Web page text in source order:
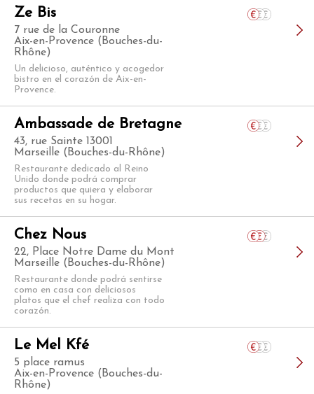
Ze Bis
7 rue de la Couronne
Aix-en-Provence (Bouches-du-
Rhône)
Un delicioso, auténtico y acogedor
bistro en el corazón de Aix-en-
Provence.
Ambassade de Bretagne
43, rue Sainte 13001
Marseille (Bouches-du-Rhône)
Restaurante dedicado al Reino
Unido donde podrá comprar
productos que quiera y elaborar
sus recetas en su hogar.
Chez Nous
22, Place Notre Dame du Mont
Marseille (Bouches-du-Rhône)
Restaurante donde podrá sentirse
como en casa con deliciosos
platos que el chef realiza con todo
corazón.
Le Mel Kfé
5 place ramus
Aix-en-Provence (Bouches-du-
Rhône)